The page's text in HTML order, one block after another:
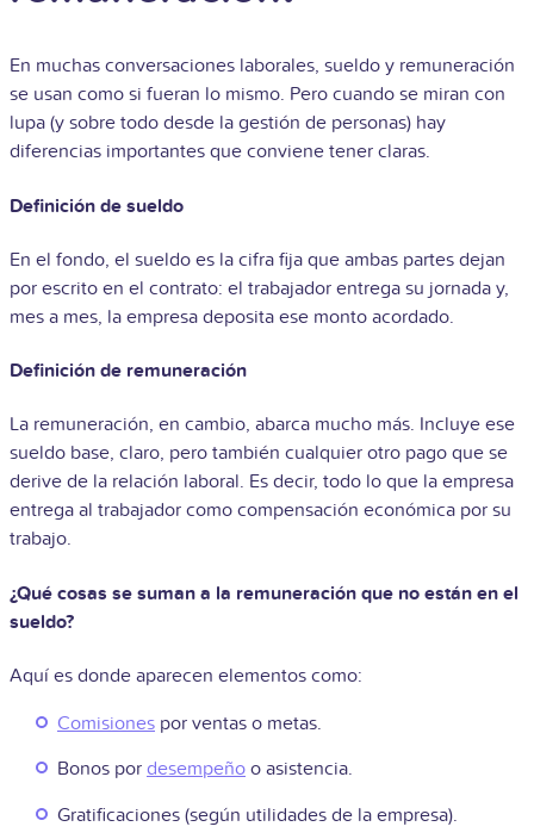
En muchas conversaciones laborales, sueldo y remuneración
se usan como si fueran lo mismo. Pero cuando se miran con
lupa (y sobre todo desde la gestión de personas) hay
diferencias importantes que conviene tener claras.
Definición de sueldo
En el fondo, el sueldo es la cifra fija que ambas partes dejan
por escrito en el contrato: el trabajador entrega su jornada y,
mes a mes, la empresa deposita ese monto acordado.
Definición de remuneración
La remuneración, en cambio, abarca mucho más. Incluye ese
sueldo base, claro, pero también cualquier otro pago que se
derive de la relación laboral. Es decir, todo lo que la empresa
entrega al trabajador como compensación económica por su
trabajo.
¿Qué cosas se suman a la remuneración que no están en el
sueldo?
Aquí es donde aparecen elementos como:
Comisiones por ventas o metas.
Bonos por desempeño o asistencia.
Gratificaciones (según utilidades de la empresa).